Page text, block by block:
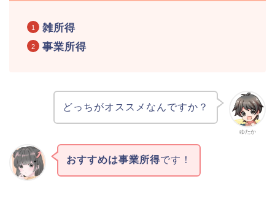
雑所得
事業所得
ゆたか
どっちがオススメなんですか？
おすすめは事業所得です！